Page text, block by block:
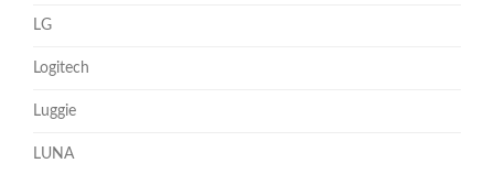
LG
Logitech
Luggie
LUNA